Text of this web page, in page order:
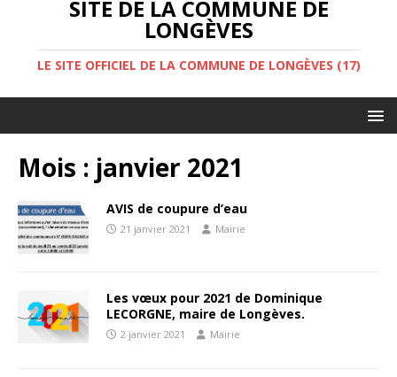
SITE DE LA COMMUNE DE
LONGÈVES
LE SITE OFFICIEL DE LA COMMUNE DE LONGÈVES (17)
Mois : janvier 2021
AVIS de coupure d’eau
21 janvier 2021 Mairie
Les vœux pour 2021 de Dominique
LECORGNE, maire de Longèves.
2 janvier 2021 Mairie